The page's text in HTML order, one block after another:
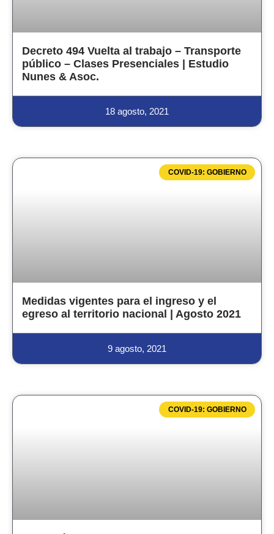
Decreto 494 Vuelta al trabajo – Transporte
público – Clases Presenciales | Estudio
Nunes & Asoc.
18 agosto, 2021
COVID-19: GOBIERNO
Medidas vigentes para el ingreso y el
egreso al territorio nacional | Agosto 2021
9 agosto, 2021
COVID-19: GOBIERNO